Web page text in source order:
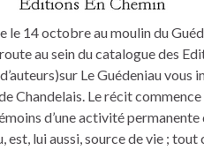
14 octobre au moulin du
au sein du catalogue des
Le Guédeniau vous
Chandelais. Le récit
d’une activité
lui aussi, source de vie ;